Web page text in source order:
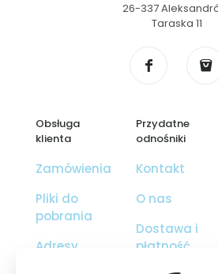
26-337
Taraska 11
Obsługa
klienta
Zamówienia
Pliki do
pobrania
Adresy
Przydatne
odnośniki
Kontakt
O nas
Dostawa i
płatność